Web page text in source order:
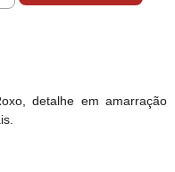
detalhe em amarração